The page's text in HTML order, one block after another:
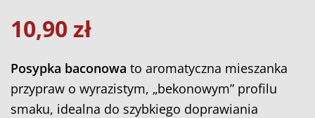
10,90 zł
Posypka baconowa to aromatyczna mieszanka
przypraw o wyrazistym, „bekonowym” profilu
smaku, idealna do szybkiego doprawiania